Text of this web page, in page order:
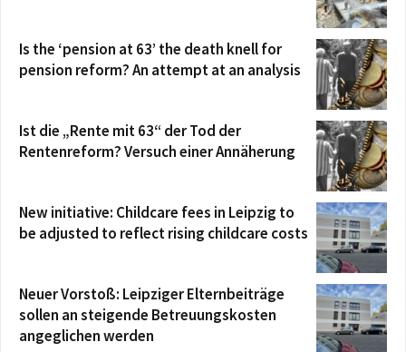
Is the ‘pension at 63’ the death knell for
pension reform? An attempt at an analysis
Ist die „Rente mit 63“ der Tod der
Rentenreform? Versuch einer Annäherung
New initiative: Childcare fees in Leipzig to
be adjusted to reflect rising childcare costs
Neuer Vorstoß: Leipziger Elternbeiträge
sollen an steigende Betreuungskosten
angeglichen werden